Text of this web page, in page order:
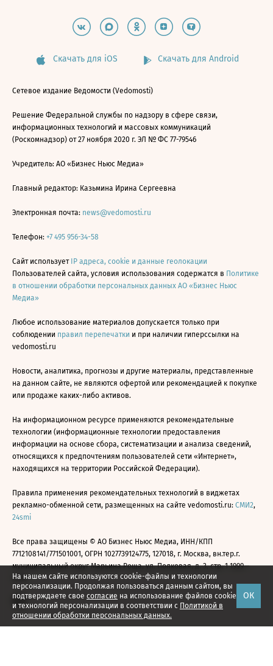
На нашем сайте используются cookie-файлы и технологии
персонализации. Продолжая пользоваться данным сайтом, вы
подтверждаете свое согласие на использование файлов cookie
и технологий персонализации в соответствии с Политикой в
отношении обработки персональных данных.
ОК
Скачать для iOS Скачать для Android
Сетевое издание Ведомости (Vedomosti)
Решение Федеральной службы по надзору в сфере связи,
информационных технологий и массовых коммуникаций
(Роскомнадзор) от 27 ноября 2020 г. ЭЛ № ФС 77-79546
Учредитель: АО «Бизнес Ньюс Медиа»
Главный редактор: Казьмина Ирина Сергеевна
Электронная почта: news@vedomosti.ru
Телефон: +7 495 956-34-58
Сайт использует IP адреса, cookie и данные геолокации
Пользователей сайта, условия использования содержатся в Политике
в отношении обработки персональных данных АО «Бизнес Ньюс
Медиа»
Любое использование материалов допускается только при
соблюдении правил перепечатки и при наличии гиперссылки на
vedomosti.ru
Новости, аналитика, прогнозы и другие материалы, представленные
на данном сайте, не являются офертой или рекомендацией к покупке
или продаже каких-либо активов.
На информационном ресурсе применяются рекомендательные
технологии (информационные технологии предоставления
информации на основе сбора, систематизации и анализа сведений,
относящихся к предпочтениям пользователей сети «Интернет»,
находящихся на территории Российской Федерации).
Правила применения рекомендательных технологий в виджетах
рекламно-обменной сети, размещенных на сайте vedomosti.ru: СМИ2,
24smi
Все права защищены © АО Бизнес Ньюс Медиа, ИНН/КПП
7712108141/771501001, ОГРН 1027739124775, 127018, г. Москва, вн.тер.г.
муниципальный округ Марьина Роща, ул. Полковая, д. 3, стр. 1 1999—
2026